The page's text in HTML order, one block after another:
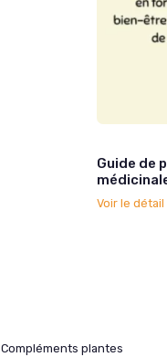
Guide de
Voir le détail
Compléments plantes